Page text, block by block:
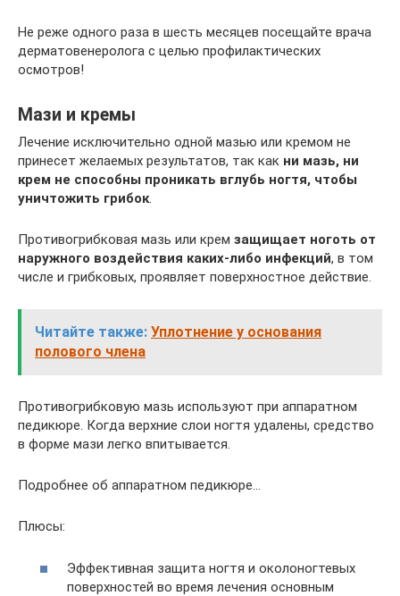
Не реже одного раза в шесть месяцев посещайте врача
дерматовенеролога с целью профилактических
осмотров!
Мази и кремы
Лечение исключительно одной мазью или кремом не
принесет желаемых результатов, так как ни мазь, ни
крем не способны проникать вглубь ногтя, чтобы
уничтожить грибок.
Противогрибковая мазь или крем защищает ноготь от
наружного воздействия каких-либо инфекций, в том
числе и грибковых, проявляет поверхностное действие.
Читайте также: Уплотнение у основания
полового члена
Противогрибковую мазь используют при аппаратном
педикюре. Когда верхние слои ногтя удалены, средство
в форме мази легко впитывается.
Подробнее об аппаратном педикюре…
Плюсы:
Эффективная защита ногтя и околоногтевых
поверхностей во время лечения основным